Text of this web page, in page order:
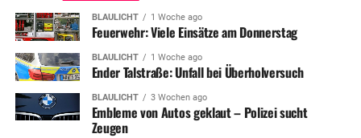
BLAULICHT 1 Woche ago
Feuerwehr: Viele Einsätze am Donnerstag
BLAULICHT 1 Woche ago
Ender Talstraße: Unfall bei Überholversuch
BLAULICHT 3 Wochen ago
Embleme von Autos geklaut – Polizei sucht
Zeugen